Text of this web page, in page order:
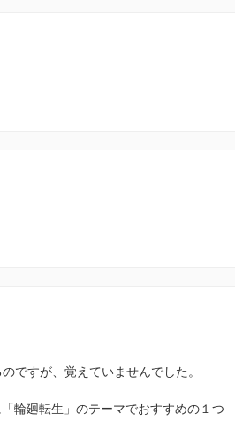
ですが、覚えていませんでした。
輪廻転生」のテーマでおすすめの１つ